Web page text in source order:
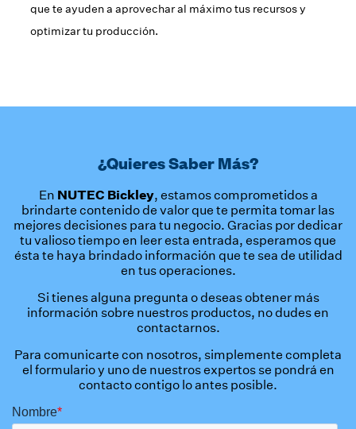
que te ayuden a aprovechar al máximo tus recursos y
optimizar tu producción.
¿Quieres Saber Más?
En NUTEC Bickley, estamos comprometidos a
brindarte contenido de valor que te permita tomar las
mejores decisiones para tu negocio. Gracias por dedicar
tu valioso tiempo en leer esta entrada, esperamos que
ésta te haya brindado información que te sea de utilidad
en tus operaciones.
Si tienes alguna pregunta o deseas obtener más
información sobre nuestros productos, no dudes en
contactarnos.
Para comunicarte con nosotros, simplemente completa
el formulario y uno de nuestros expertos se pondrá en
contacto contigo lo antes posible.